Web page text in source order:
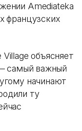
Amediateka
французских
Village объясняет
— самый важный
начинают
ту